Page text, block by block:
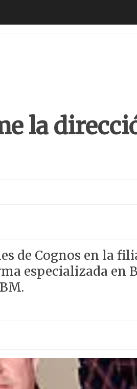
la
de Cognos en la
especializada en